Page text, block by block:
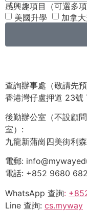
感興趣項目（可選多
美國升學
加拿
查詢辦事處（敬請先
香港灣仔盧押道 23號
後勤辦公室（不設顧
室）:
九龍新蒲崗四美街利
電郵:
電話: +852 9680
WhatsApp 查詢:
Line 查詢: cs.myway